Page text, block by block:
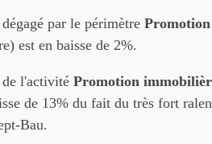
par le périmètre
est en baisse de 2%.
l'activité Promotion
de 13% du fait du très fort
Bau.